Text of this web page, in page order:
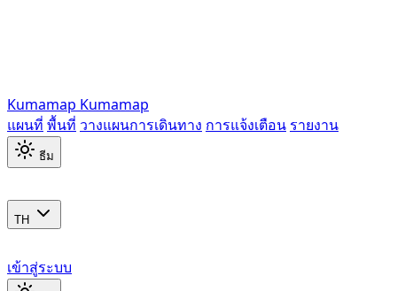
Kumamap Kumamap
แผนที่ พื้นที่ วางแผนการเดินทาง การแจ้งเตือน รายงาน
ธีม
TH
เข้าสู่ระบบ